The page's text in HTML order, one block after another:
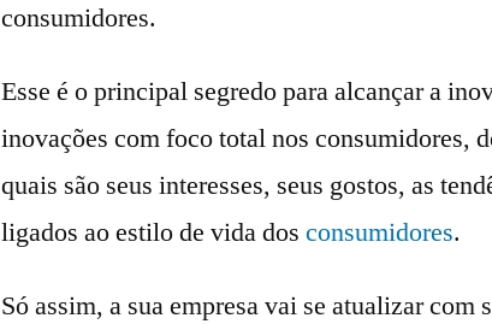
consumidores.
Esse é o principal segredo para alcançar a
inovações com foco total nos consumidores,
quais são seus interesses, seus gostos, as
ligados ao estilo de vida dos consumidores.
Só assim, a sua empresa vai se atualizar com